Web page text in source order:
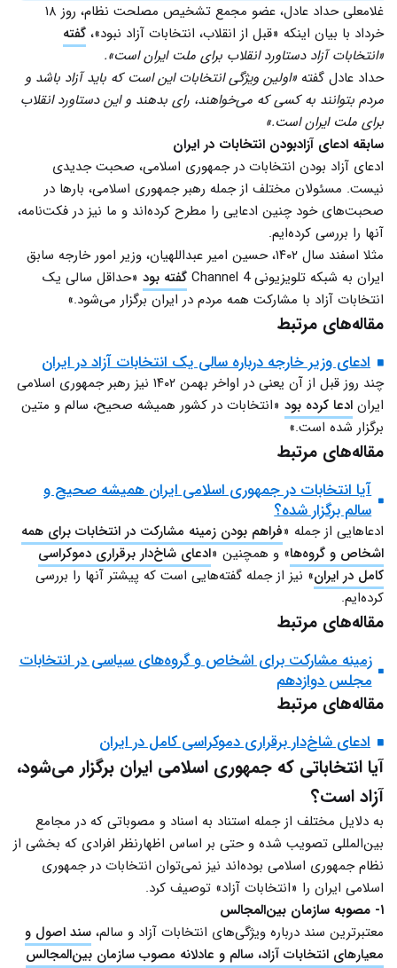
غلامعلی حداد عادل، عضو مجمع تشخیص مصلحت نظام، روز ۱۸
خرداد با بیان اینکه «قبل از انقلاب، انتخابات آزاد نبود»، گفته
«انتخابات آزاد دستاورد انقلاب برای ملت ایران است».
حداد عادل گفته «اولین ویژگی انتخابات این است که باید آزاد باشد و
مردم بتوانند به کسی که می‌خواهند، رای بدهند و این دستاورد انقلاب
برای ملت ایران است.»
سابقه ادعای آزادبودن انتخابات در ایران
ادعای آزاد بودن انتخابات در جمهوری اسلامی، صحبت جدیدی
نیست. مسئولان مختلف از جمله رهبر جمهوری اسلامی، بارها در
صحبت‌های خود چنین ادعایی را مطرح کرده‌اند و ما نیز در فکت‌نامه،
آنها را بررسی کرده‌ایم.
مثلا اسفند سال ۱۴۰۲، حسین امیر عبداللهیان، وزیر امور خارجه سابق
ایران به شبکه تلویزیونی Channel 4
گفته بود «حداقل سالی یک
انتخابات آزاد با مشارکت همه مردم در ایران برگزار می‌شود.»
مقاله‌های مرتبط
ادعای وزیر خارجه درباره سالی یک انتخابات آزاد در ایران
چند روز قبل از آن یعنی در اواخر بهمن ۱۴۰۲ نیز رهبر جمهوری اسلامی
ایران ادعا کرده بود «انتخابات در کشور همیشه صحیح، سالم و متین
برگزار شده است.»
مقاله‌های مرتبط
آیا انتخابات در جمهوری اسلامی ایران همیشه صحیح و
سالم برگزار شده؟
ادعاهایی از جمله «فراهم بودن زمینه مشارکت در انتخابات برای همه
اشخاص و گروه‌ها» و همچنین «ادعای شاخ‌دار برقراری دموکراسی
کامل در ایران» نیز از جمله گفته‌هایی است که پیشتر آنها را بررسی
کرده‌ایم.
مقاله‌های مرتبط
زمینه مشارکت برای اشخاص و گروه‌های سیاسی در انتخابات
مجلس دوازدهم
مقاله‌های مرتبط
ادعای شاخ‌دار برقراری دموکراسی کامل در ایران
آیا انتخاباتی که جمهوری اسلامی ایران برگزار می‌شود،
آزاد است؟
به دلایل مختلف از جمله استناد به اسناد و مصوباتی که در مجامع
بین‌المللی تصویب شده و حتی بر اساس اظهارنظر افرادی که بخشی از
نظام جمهوری اسلامی بوده‌اند نیز نمی‌توان انتخابات در جمهوری
اسلامی ایران را «انتخابات آزاد» توصیف کرد.
۱- مصوبه سازمان بین‌المجالس
معتبرترین سند درباره ویژگی‌های انتخابات آزاد و سالم، سند اصول و
معیارهای انتخابات آزاد، سالم و عادلانه مصوب سازمان بین‌المجالس